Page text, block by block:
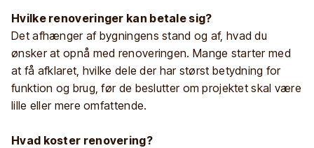
Hvilke renoveringer kan betale sig?
Det afhænger af bygningens stand og af, hvad du
ønsker at opnå med renoveringen. Mange starter med
at få afklaret, hvilke dele der har størst betydning for
funktion og brug, før de beslutter om projektet skal være
lille eller mere omfattende.
Hvad koster renovering?